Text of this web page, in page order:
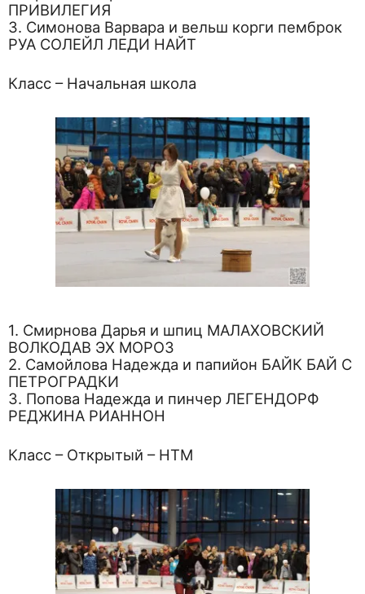
ПРИВИЛЕГИЯ
3. Симонова Варвара и вельш корги пемброк
РУА СОЛЕЙЛ ЛЕДИ НАЙТ
Класс – Начальная школа
1. Смирнова Дарья и шпиц МАЛАХОВСКИЙ
ВОЛКОДАВ ЭХ МОРОЗ
2. Самойлова Надежда и папийон БАЙК БАЙ С
ПЕТРОГРАДКИ
3. Попова Надежда и пинчер ЛЕГЕНДОРФ
РЕДЖИНА РИАННОН
Класс – Открытый – НТМ